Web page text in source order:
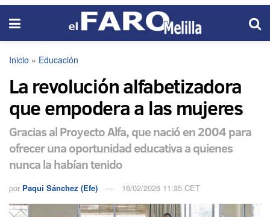
Inicio » Educación
La revolución alfabetizadora
que empodera a las mujeres
Gracias al Proyecto Alfa, que nació en 2004 para
ofrecer una oportunidad educativa a quienes
nunca la habían tenido
por Paqui Sánchez (Efe) 16/02/2026 11:35 CET